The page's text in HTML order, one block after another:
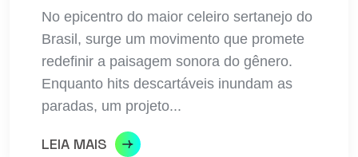
No epicentro do maior celeiro sertanejo do
Brasil, surge um movimento que promete
redefinir a paisagem sonora do gênero.
Enquanto hits descartáveis inundam as
paradas, um projeto...
LEIA MAIS